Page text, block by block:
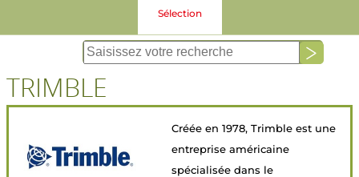
Sélection
TRIMBLE
Créée en 1978, Trimble est une
entreprise américaine
spécialisée dans le